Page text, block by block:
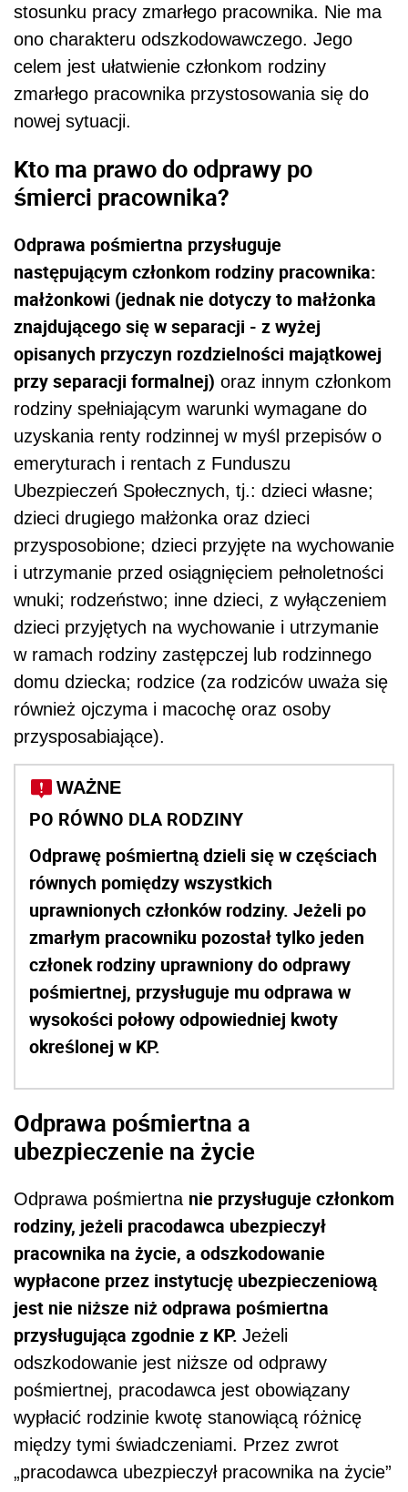
stosunku pracy zmarłego pracownika. Nie ma
ono charakteru odszkodowawczego. Jego
celem jest ułatwienie członkom rodziny
zmarłego pracownika przystosowania się do
nowej sytuacji.
Kto ma prawo do odprawy po
śmierci pracownika?
Odprawa pośmiertna przysługuje
następującym członkom rodziny pracownika:
małżonkowi (jednaknie dotyczy to małżonka
znajdującego się w separacji - z wyżej
opisanych przyczyn rozdzielności majątkowej
przy separacji formalnej) oraz innym członkom
rodziny spełniającym warunki wymagane do
uzyskania renty rodzinnej w myśl przepisów o
emeryturach i rentach z Funduszu
Ubezpieczeń Społecznych, tj.: dzieci własne;
dzieci drugiego małżonka oraz dzieci
przysposobione; dzieci przyjęte na wychowanie
i utrzymanie przed osiągnięciem pełnoletności
wnuki; rodzeństwo; inne dzieci, z wyłączeniem
dzieci przyjętych na wychowanie i utrzymanie
w ramach rodziny zastępczej lub rodzinnego
domu dziecka; rodzice (za rodziców uważa się
również ojczyma i macochę oraz osoby
przysposabiające).
WAŻNE
PO RÓWNO DLA RODZINY
Odprawę pośmiertną dzieli się w częściach
równych pomiędzy wszystkich
uprawnionych członków rodziny. Jeżeli po
zmarłym pracowniku pozostał tylko jeden
członek rodziny uprawniony do odprawy
pośmiertnej, przysługuje mu odprawa w
wysokości połowy odpowiedniej kwoty
określonej w KP.
Odprawa pośmiertna a
ubezpieczenie na życie
Odprawa pośmiertna nie przysługuje członkom
rodziny, jeżeli pracodawca ubezpieczył
pracownika na życie, a odszkodowanie
wypłacone przez instytucję ubezpieczeniową
jest nie niższe niż odprawa pośmiertna
przysługująca zgodnie z KP. Jeżeli
odszkodowanie jest niższe od odprawy
pośmiertnej, pracodawca jest obowiązany
wypłacić rodzinie kwotę stanowiącą różnicę
między tymi świadczeniami. Przez zwrot
„pracodawca ubezpieczył pracownika na życie”